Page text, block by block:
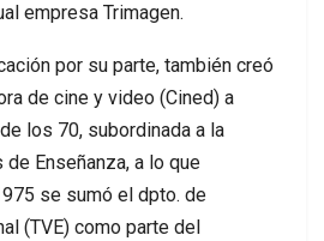
empresa Trimagen.
por su parte, también creó
de cine y video (Cined) a
los 70, subordinada a la
Enseñanza, a lo que
se sumó el dpto. de
(TVE) como parte del